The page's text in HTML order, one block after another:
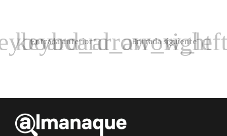
Entrada anterior Entrada siguiente